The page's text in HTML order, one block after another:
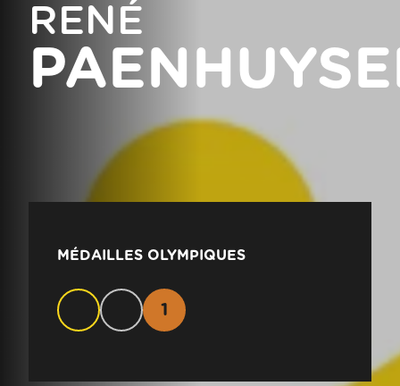
RENÉ
MÉDAILLES OLYMPIQUES
1